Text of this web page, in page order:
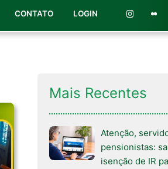
CONTATO LOGIN
Mais Recentes
Atenção,
pensionistas:
isenção de IR